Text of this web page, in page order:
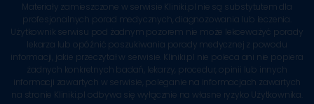
Materiały zamieszczone w serwisie Kliniki.pl nie są substytutem dla
profesjonalnych porad medycznych, diagnozowania lub leczenia.
Użytkownik serwisu pod żadnym pozorem nie może lekceważyć porady
lekarza lub opóźnić poszukiwania porady medycznej z powodu
informacji, jakie przeczytał w serwisie. Kliniki.pl nie poleca ani nie popiera
żadnych konkretnych badań, lekarzy, procedur, opinii lub innych
informacji zawartych w serwisie, poleganie na informacjach zawartych
na stronie Kliniki.pl odbywa się wyłącznie na własne ryzyko Użytkownika.